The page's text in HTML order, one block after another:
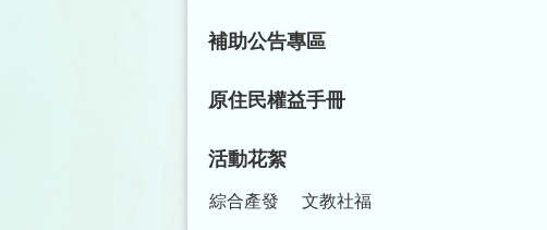
補助公告專區
原住民權益手冊
活動花絮
綜合產發 文教社福